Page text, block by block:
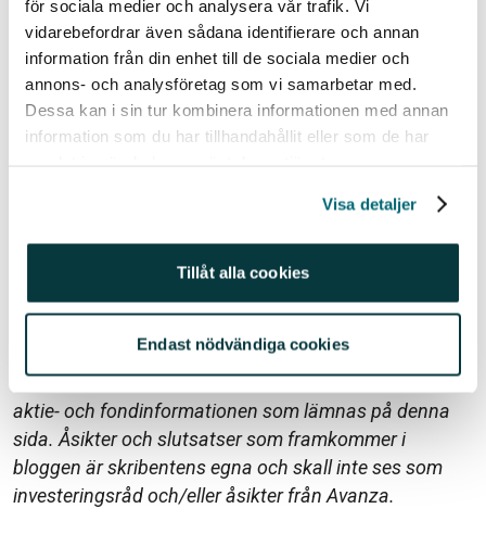
för sociala medier och analysera vår trafik. Vi
vidarebefordrar även sådana identifierare och annan
information från din enhet till de sociala medier och
annons- och analysföretag som vi samarbetar med.
Dessa kan i sin tur kombinera informationen med annan
information som du har tillhandahållit eller som de har
Visa detaljer
Tillåt alla cookies
Endast nödvändiga cookies
med en spread – det vill säga skillnaden mellan köp-
och säljkurs – den ska du också hålla koll på efter
eftersom den kan variera och räknas som en
kostnad.
Historisk avkastning är ingen garanti för framtida
avkastning. En investering i värdepapper/fonder kan
både öka och minska i värde och det är inte säkert att
kan också öka eller minska på grund av förändringar i
valutakursen. Vi reserverar oss för eventuella fel i
aktie- och fondinformationen som lämnas på denna
sida. Åsikter och slutsatser som framkommer i
bloggen är skribentens egna och skall inte ses som
investeringsråd och/eller åsikter från Avanza.